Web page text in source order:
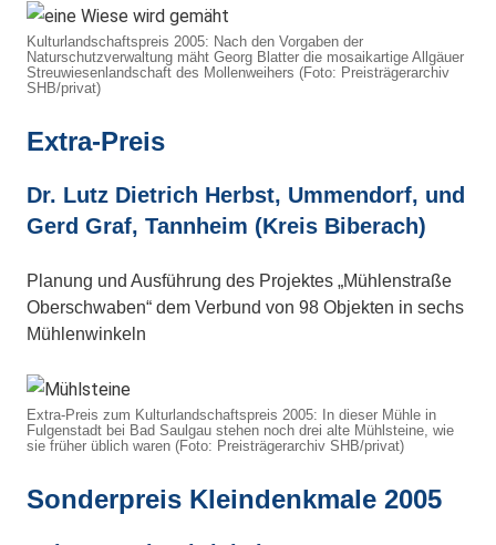
Kulturlandschaftspreis 2005: Nach den Vorgaben der
Naturschutzverwaltung mäht Georg Blatter die mosaikartige Allgäuer
Streuwiesenlandschaft des Mollenweihers (Foto: Preisträgerarchiv
SHB/privat)
Extra-Preis
Dr. Lutz Dietrich Herbst, Ummendorf, und
Gerd Graf, Tannheim (Kreis Biberach)
Planung und Ausführung des Projektes „Mühlenstraße
Oberschwaben“ dem Verbund von 98 Objekten in sechs
Mühlenwinkeln
Extra-Preis zum Kulturlandschaftspreis 2005: In dieser Mühle in
Fulgenstadt bei Bad Saulgau stehen noch drei alte Mühlsteine, wie
sie früher üblich waren (Foto: Preisträgerarchiv SHB/privat)
Sonderpreis Kleindenkmale 2005